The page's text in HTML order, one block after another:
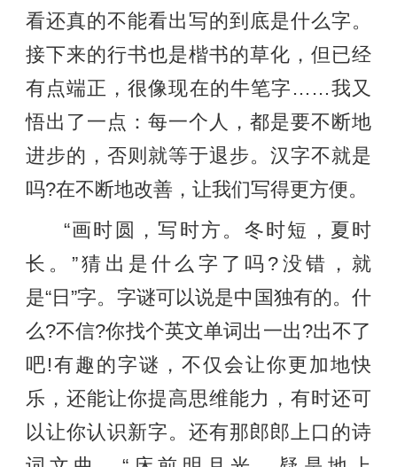
看还真的不能看出写的到底是什么字。
接下来的行书也是楷书的草化，但已经
有点端正，很像现在的牛笔字……我又
悟出了一点：每一个人，都是要不断地
进步的，否则就等于退步。汉字不就是
吗?在不断地改善，让我们写得更方便。
“画时圆，写时方。冬时短，夏时
长。”猜出是什么字了吗?没错，就
是“日”字。字谜可以说是中国独有的。什
么?不信?你找个英文单词出一出?出不了
吧!有趣的字谜，不仅会让你更加地快
乐，还能让你提高思维能力，有时还可
以让你认识新字。还有那郎郎上口的诗